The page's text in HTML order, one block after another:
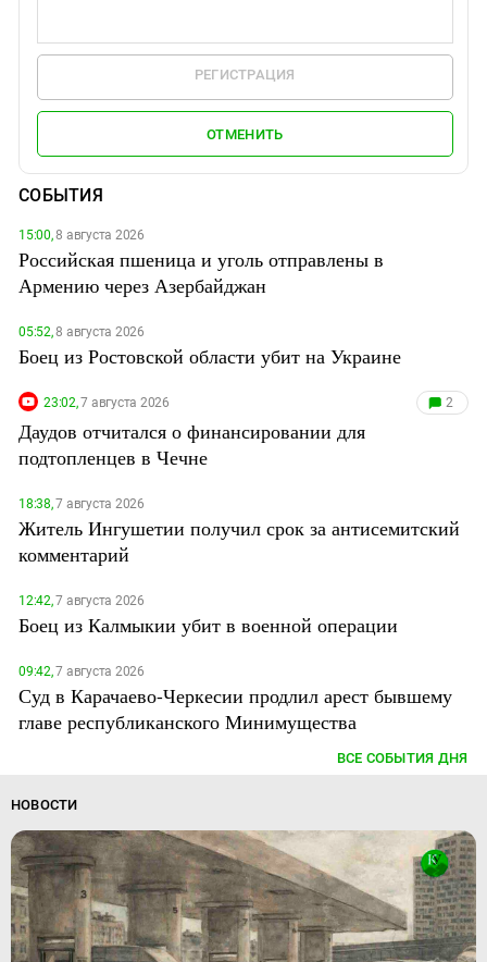
РЕГИСТРАЦИЯ
ОТМЕНИТЬ
СОБЫТИЯ
15:00,8 августа 2026
Российская пшеница и уголь отправлены в
Армению через Азербайджан
05:52,8 августа 2026
Боец из Ростовской области убит на Украине
23:02,7 августа 2026 2
Даудов отчитался о финансировании для
подтопленцев в Чечне
18:38,7 августа 2026
Житель Ингушетии получил срок за антисемитский
комментарий
12:42,7 августа 2026
Боец из Калмыкии убит в военной операции
09:42,7 августа 2026
Суд в Карачаево-Черкесии продлил арест бывшему
главе республиканского Минимущества
ВСЕ СОБЫТИЯ ДНЯ
НОВОСТИ